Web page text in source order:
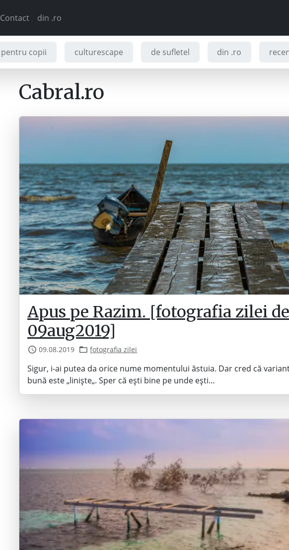
Contact din .ro
pentru copii culturescape de sufletel din .ro
Cabral.ro
Apus pe Razim. [fotografia zilei
09aug2019]
09.08.2019 fotografia zilei
Sigur, i-ai putea da orice nume momentului ăstuia. Dar cred că
bună este „liniște„. Sper că ești bine pe unde ești…